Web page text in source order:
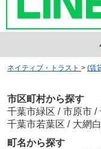
ネイティブ・トラスト > (賃
市区町村から探す
千葉市緑区 / 市原市 /
千葉市若葉区 / 大網
町名から探す